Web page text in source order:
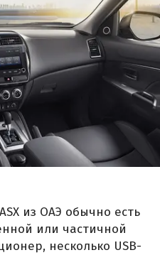
из ОАЭ обычно есть
или частичной
несколько USB-